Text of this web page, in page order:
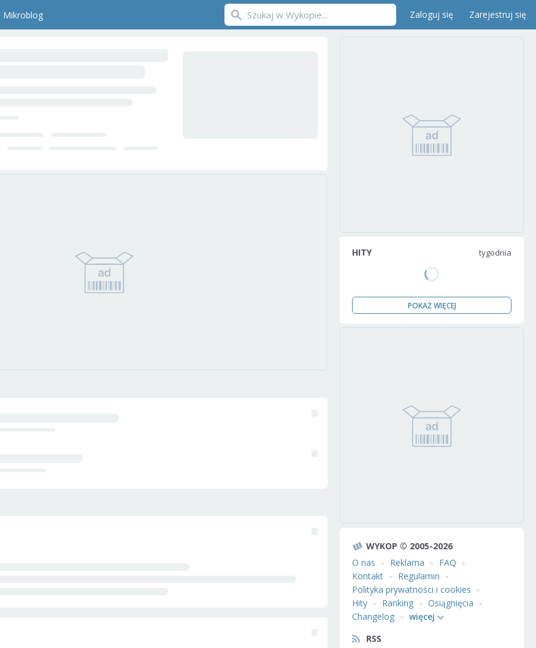
Mikroblog Zaloguj się Zarejestruj się
HITY tygodnia
POKAŻ WIĘCEJ
WYKOP © 2005-2026
O nas
Reklama
FAQ
Kontakt
Regulamin
Polityka prywatności i cookies
Hity
Ranking
Osiągnięcia
Changelog
więcej
RSS